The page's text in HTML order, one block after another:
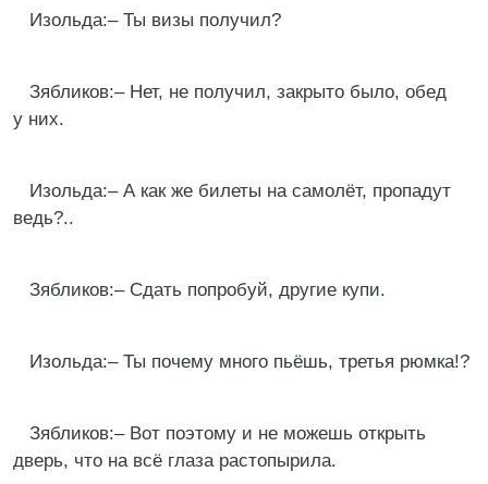
Изольда:– Ты визы получил?
Зябликов:– Нет, не получил, закрыто было, обед
у них.
Изольда:– А как же билеты на самолёт, пропадут
ведь?..
Зябликов:– Сдать попробуй, другие купи.
Изольда:– Ты почему много пьёшь, третья рюмка!?
Зябликов:– Вот поэтому и не можешь открыть
дверь, что на всё глаза растопырила.